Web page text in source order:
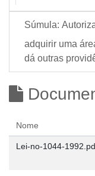
Súmula:
adquirir uma
dá outras
Nome
Lei-no-1044-